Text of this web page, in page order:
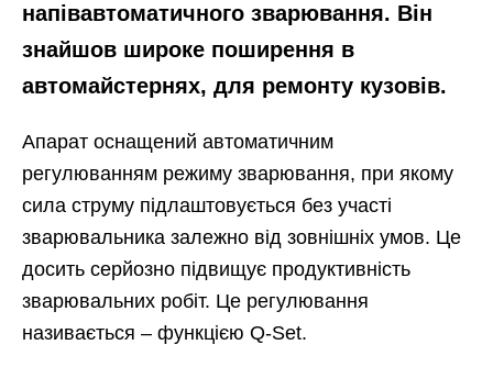
напівавтоматичного зварювання. Він
знайшов широке поширення в
автомайстернях, для ремонту кузовів.
Апарат оснащений автоматичним
регулюванням режиму зварювання, при якому
сила струму підлаштовується без участі
зварювальника залежно від зовнішніх умов. Це
досить серйозно підвищує продуктивність
зварювальних робіт. Це регулювання
називається – функцією Q-Set.